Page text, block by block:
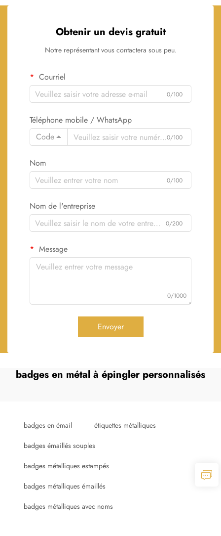
Obtenir un devis gratuit
Notre représentant vous contactera sous peu.
Courriel
0/100
Téléphone mobile / WhatsApp
Code
0/100
Nom
0/100
Nom de l'entreprise
0/200
Message
0/1000
Envoyer
badges en métal à épingler personnalisés
badges en émail étiquettes métalliques
badges émaillés souples
badges métalliques estampés
badges métalliques émaillés
badges métalliques avec noms